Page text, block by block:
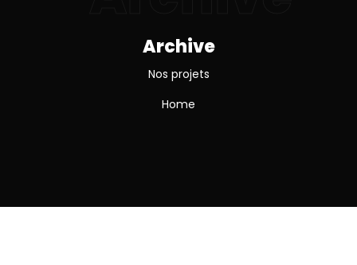
Archive
Nos projets
Home